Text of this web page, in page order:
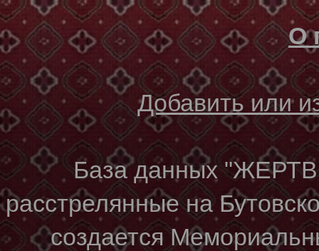
О
Добавить или
База данных
расстрелянные на
создается